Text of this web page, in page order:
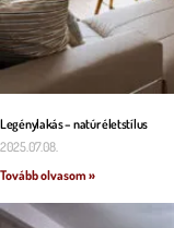
Legénylakás – natúr életstílus
2025.07.08.
Tovább olvasom »